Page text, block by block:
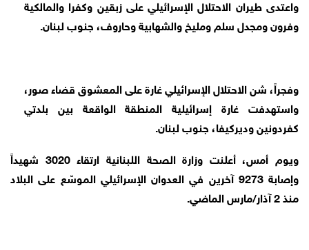
واعتدى طيران الاحتلال الإسرائيلي على زبقين وكفرا والمالكية
وفرون ومجدل سلم ومليخ والشهابية وحاروف، جنوب لبنان.
وفجراً، شن الاحتلال الإسرائيلي غارة على المعشوق قضاء صور،
واستهدفت غارة إسرائيلية المنطقة الواقعة بين بلدتي
كفردونين وديركيفا، جنوب لبنان.
ويوم أمس، أعلنت وزارة الصحة اللبنانية ارتقاء 3020 شهيداً
وإصابة 9273 آخرين في العدوان الإسرائيلي الموسّع على البلاد
منذ 2 آذار/مارس الماضي.